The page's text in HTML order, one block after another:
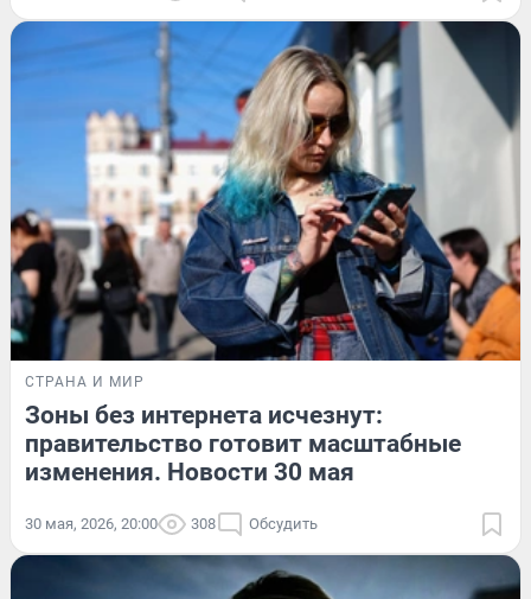
СТРАНА И МИР
Зоны без интернета исчезнут:
правительство готовит масштабные
изменения. Новости 30 мая
30 мая, 2026, 20:00 308 Обсудить